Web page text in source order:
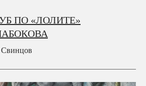
ПО «ЛОЛИТЕ»